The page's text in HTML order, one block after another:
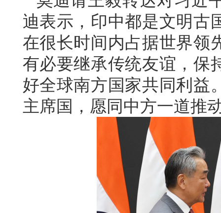
迪表示，印中都是文明古
在很长时间内占据世界领
有必要继承传统友谊，保
好全球南方国家共同利益
主席国，愿同中方一道推